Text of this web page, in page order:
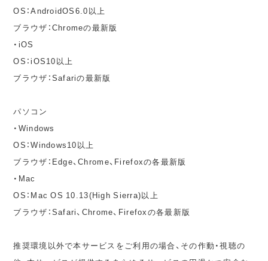
OS：AndroidOS6.0以上
ブラウザ：Chromeの最新版
・iOS
OS：iOS10以上
ブラウザ：Safariの最新版
パソコン
・Windows
OS：Windows10以上
ブラウザ：Edge、Chrome、Firefoxの各最新版
・Mac
OS：Mac OS 10.13(High Sierra)以上
ブラウザ：Safari、Chrome、Firefoxの各最新版
推奨環境以外で本サービスをご利用の場合、その作動・視聴の